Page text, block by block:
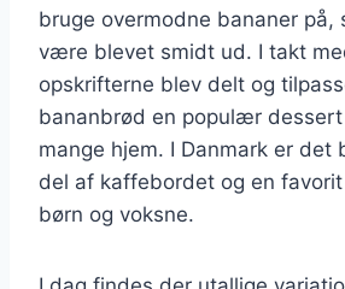
bruge overmodne bananer på,
være blevet smidt ud. I takt
opskrifterne blev delt og
bananbrød en populær dessert
mange hjem. I Danmark er det
del af kaffebordet og en
børn og voksne.